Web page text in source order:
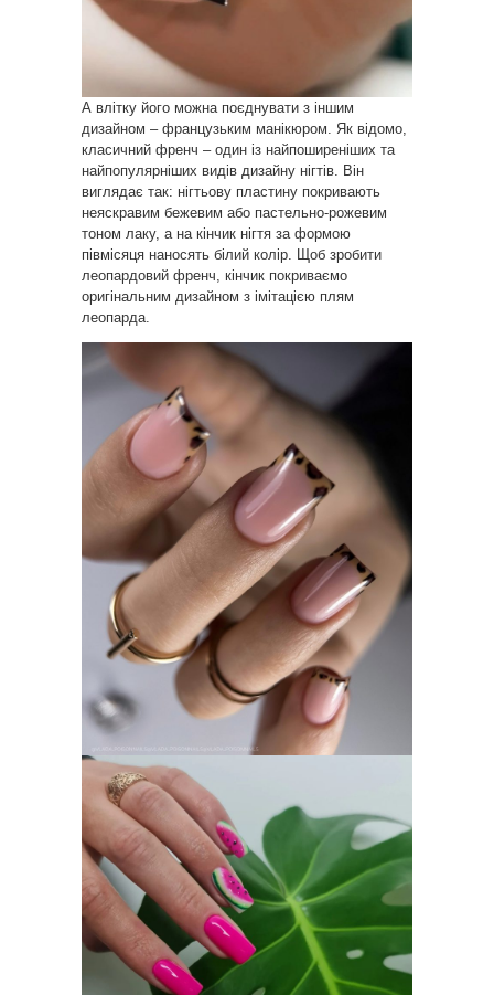
А влітку його можна поєднувати з іншим
дизайном – французьким манікюром. Як відомо,
класичний френч – один із найпоширеніших та
найпопулярніших видів дизайну нігтів. Він
виглядає так: нігтьову пластину покривають
неяскравим бежевим або пастельно-рожевим
тоном лаку, а на кінчик нігтя за формою
півмісяця наносять білий колір. Щоб зробити
леопардовий френч, кінчик покриваємо
оригінальним дизайном з імітацією плям
леопарда.